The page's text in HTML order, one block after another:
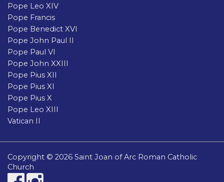
Pope Leo XIV
Pope Francis
Pope Benedict XVI
Pope John Paul II
Pope Paul VI
Pope John XXIII
Pope Pius XII
Pope Pius XI
Pope Pius X
Pope Leo XIII
Vatican II
Copyright © 2026 Saint Joan of Arc Roman Catholic
Church